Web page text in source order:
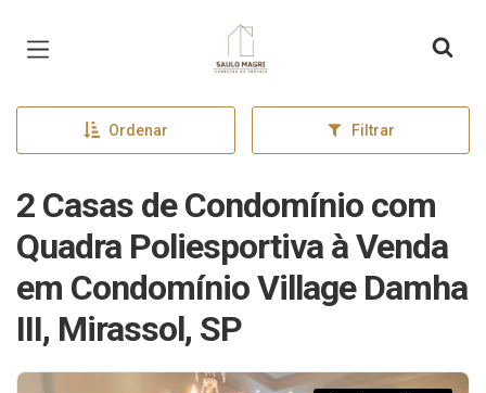
Página inicial
Ordenar Filtrar
2 Casas de Condomínio com
Quadra Poliesportiva à Venda
em Condomínio Village Damha
III, Mirassol, SP